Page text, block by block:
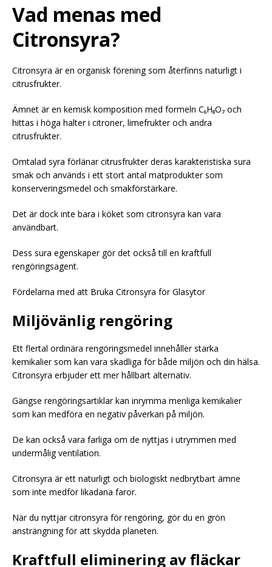
Vad menas med
Citronsyra?
Citronsyra är en organisk förening som återfinns naturligt i
citrusfrukter.
Ämnet är en kemisk komposition med formeln C₆H₈O₇ och
hittas i höga halter i citroner, limefrukter och andra
citrusfrukter.
Omtalad syra förlänar citrusfrukter deras karakteristiska sura
smak och används i ett stort antal matprodukter som
konserveringsmedel och smakförstärkare.
Det är dock inte bara i köket som citronsyra kan vara
användbart.
Dess sura egenskaper gör det också till en kraftfull
rengöringsagent.
Fördelarna med att Bruka Citronsyra för Glasytor
Miljövänlig rengöring
Ett flertal ordinära rengöringsmedel innehåller starka
kemikalier som kan vara skadliga för både miljön och din hälsa.
Citronsyra erbjuder ett mer hållbart alternativ.
Gängse rengöringsartiklar kan inrymma menliga kemikalier
som kan medföra en negativ påverkan på miljön.
De kan också vara farliga om de nyttjas i utrymmen med
undermålig ventilation.
Citronsyra är ett naturligt och biologiskt nedbrytbart ämne
som inte medför likadana faror.
När du nyttjar citronsyra för rengöring, gör du en grön
ansträngning för att skydda planeten.
Kraftfull eliminering av fläckar